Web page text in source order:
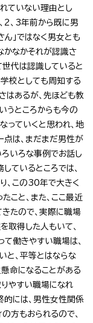
ていない理由とし
2、3年前から既に男
ん」ではなく男女とも
かなかそれが認識さ
世代は認識していると
校としても周知する
はあるが、先ほども教
うところからも今の
っていくと思われ、地
点は、まだまだ男性が
ろいろな事例でお話し
ているところでは、
、この30年で大きく
こと、また、ここ最近
きたので、実際に職場
取得した人もいて、
働きやすい職場は、
と、平等とはならな
命になることがある
りやすい職場になれ
的には、男性女性関係
方もおられるので、